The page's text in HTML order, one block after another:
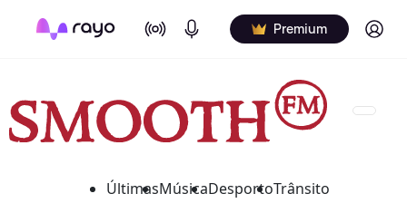
On Air Podcasts Premium Log in
ÚltimasMúsicaDesportoTrânsito